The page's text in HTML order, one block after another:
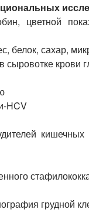
цветной
белок, сахар,
сыровотке крови
HCV
грудной